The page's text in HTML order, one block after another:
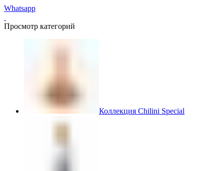
Whatsapp
Просмотр категорий
Коллекция Chilini Special